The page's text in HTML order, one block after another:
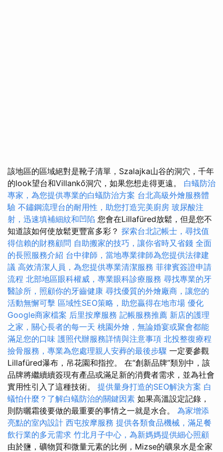
該地區的區域絕對是靴子清單，Szalajka山谷的洞穴，千年
的look望台和Villankő洞穴，如果您想走得更遠。 白蟻防治
專家，為您提供專業的白蟻防治方案 台北高級外燴服務體
驗 不鏽鋼流理台的耐用性，助您打造完美廚房 玻尿酸注
射，迅速填補細紋和凹陷 您會在Lillafüred放鬆，但是您不
知道該如何使放鬆更豐富多彩？ 探索台北記帳士，尋找值
得信賴的財務顧問 自助搬家的技巧，讓你省時又省錢 全面
的長照服務介紹 台中律師，當地專業律師為您提供法律建
議 高效清潔人員，為您提供專業清潔服務 菲律賓簽證申請
流程 北部地區眼科權威，專業眼科診療服務 尋找專業的牙
醫診所，照顧你的牙齒健康 尋找優質的外燴廠商，讓您的
活動無懈可擊 區域性SEO策略，助您贏得在地市場 優化
Google商家檔案 后里按摩服務 記帳服務推薦 新店的護理
之家，關心長者的每一天 桃園外燴，無論婚宴或聚會都能
滿足您的口味 護照代辦服務詳情與注意事項 北投整復療程
撿骨服務，專業為您處理親人安葬的最後步驟 一定要參觀
Lillafüred瀑布，吊花園和指控。 在“創新品牌”類別中，該
品牌將繼續續簽現有產品或滿足新的消費者需求，並為社會
實用性引入了這種技術。 提供量身打造的SEO解決方案 白
蟻怕什麼？了解白蟻防治的關鍵因素 如果高溫設定記錄，
則防曬霜後要做的最重要的事情之一就是水合。 為家增添
亮點的室內設計 西屯按摩服務 提供各類食品機械，滿足餐
飲行業的多元需求 竹北月子中心，為新媽媽提供細心照顧
由於鹽，礦物質和微量元素的比例，Mizse的礦泉水是全家